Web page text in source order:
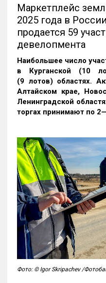
Маркетплейс
2025 года в
продается 59
девелопмента
Наибольшее число
в Курганской (10
(9 лотов) областях.
Алтайском крае,
Ленинградской
торгах принимают по
Фото: © Igor Skripachev /